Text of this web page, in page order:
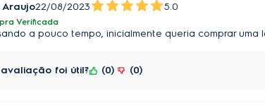
22/08/2023 5.0
Verificada
a pouco tempo, inicialmente queria comprar
avaliação foi útil? 0 0